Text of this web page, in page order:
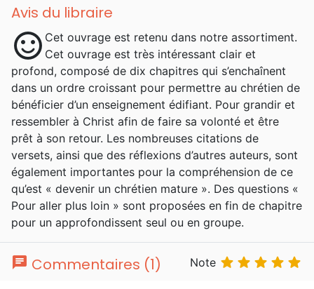
nos géants . Mon année de naissance 1963
né au Maroc et y suis resté jusqu’à mon
année de terminale. Aujourd’hui, je vis à
Caen, en France. J’aime beaucoup l’Italie,
particulièrement les villes anciennes, telles
que Rome ou Pompéi. Je m’y suis rendu à de
nombreuses reprises, et, à chaque fois, c’est
un nouveau voyage dans le temps. Quelques
éléments de mon parcours Au moment où je
poursuivais des études scientifiques à
l’université, j’ai fait l’expérience de la
rencontre avec le Christ. C’est alors que j’ai
fait des études théologiques, à l’Institut
biblique pastoral baptiste, pour me préparer
au ministère pastoral. Après ces études, j’ai
Avis du libraire
sentiment_satisfied Cet ouvrage est retenu dans notre assortiment.
Cet ouvrage est très intéressant clair et
profond, composé de dix chapitres qui s’enchaînent
dans un ordre croissant pour permettre au chrétien de
bénéficier d’un enseignement édifiant. Pour grandir et
ressembler à Christ afin de faire sa volonté et être
prêt à son retour. Les nombreuses citations de
versets, ainsi que des réflexions d’autres auteurs, sont
également importantes pour la compréhension de ce
qu’est « devenir un chrétien mature ». Des questions «
Pour aller plus loin » sont proposées en fin de chapitre
pour un approfondissent seul ou en groupe.
chat Commentaires (1) Note     